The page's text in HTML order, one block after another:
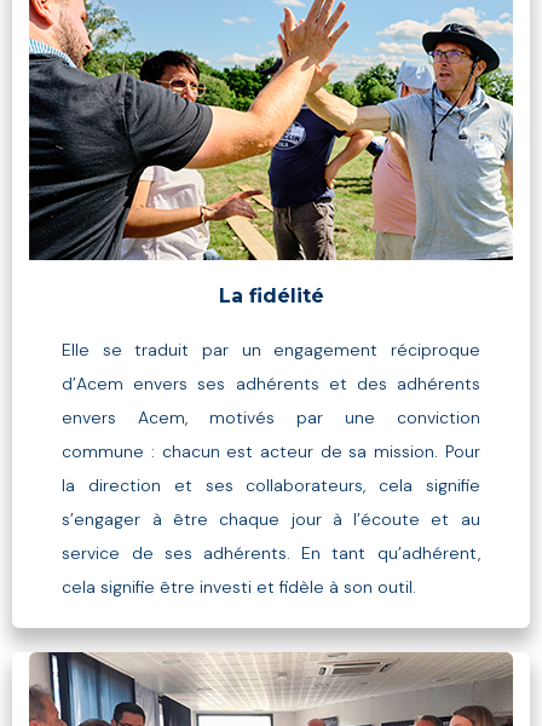
La fidélité
Elle se traduit par un engagement réciproque
d’Acem envers ses adhérents et des adhérents
envers Acem, motivés par une conviction
commune : chacun est acteur de sa mission. Pour
la direction et ses collaborateurs, cela signifie
s’engager à être chaque jour à l’écoute et au
service de ses adhérents. En tant qu’adhérent,
cela signifie être investi et fidèle à son outil.